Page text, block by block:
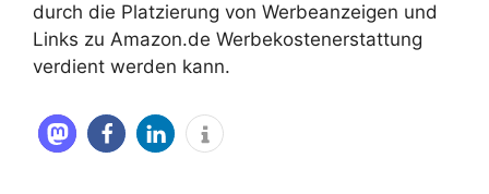
durch die Platzierung von Werbeanzeigen und
Links zu Amazon.de Werbekostenerstattung
verdient werden kann.